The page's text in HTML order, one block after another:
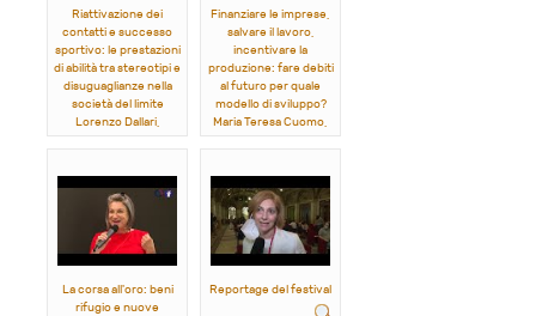
Riattivazione dei
contatti e successo
sportivo: le prestazioni
di abilità tra stereotipi e
disuguaglianze nella
società del limite
Lorenzo Dallari,
Finanziare le imprese,
salvare il lavoro,
incentivare la
produzione: fare debiti
al futuro per quale
modello di sviluppo?
Maria Teresa Cuomo,
La corsa all'oro: beni
rifugio e nuove
Reportage del festival